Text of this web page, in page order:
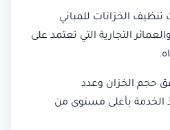
الخزانات للمباني
التجارية التي تعتمد على
حجم الخزان وعدد
الخدمة بأعلى مستوى من